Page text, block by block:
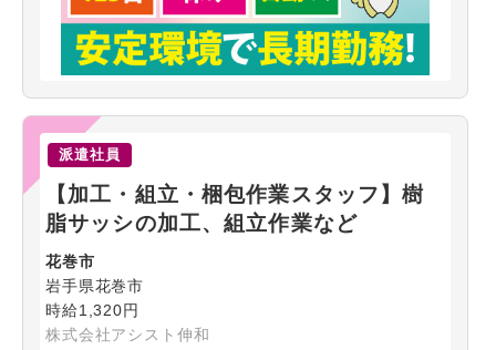
派遣社員
【加工・組立・梱包作業スタッフ】樹
脂サッシの加工、組立作業など
花巻市
岩手県花巻市
時給1,320円
株式会社アシスト伸和